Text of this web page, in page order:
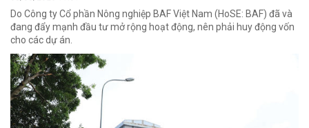
Do Công ty Cổ phần Nông nghiệp BAF Việt Nam (HoSE: BAF) đã và
đang đẩy mạnh đầu tư mở rộng hoạt động, nên phải huy động vốn
cho các dự án.